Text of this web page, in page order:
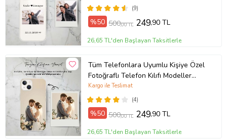
(9)
%50 500,00 TL 249,90 TL
26,65 TL'den Başlayan Taksitlerle
Tüm Telefonlara Uyumlu Kişiye Özel
Fotoğraflı Telefon Kılıfı Modeller
Açıklamada
(4)
Kargo ile Teslimat
%50 500,00 TL 249,90 TL
26,65 TL'den Başlayan Taksitlerle